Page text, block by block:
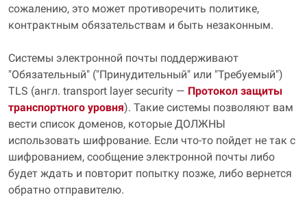
сожалению, это может противоречить политике,
контрактным обязательствам и быть незаконным.
Системы электронной почты поддерживают
"Обязательный" ("Принудительный" или "Требуемый")
TLS (англ. transport layer security — Протокол защиты
транспортного уровня). Такие системы позволяют вам
вести список доменов, которые ДОЛЖНЫ
использовать шифрование. Если что-то пойдет не так с
шифрованием, сообщение электронной почты либо
будет ждать и повторит попытку позже, либо вернется
обратно отправителю.